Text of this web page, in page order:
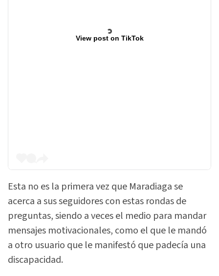
View post on TikTok
Esta no es la primera vez que Maradiaga se
acerca a sus seguidores con estas rondas de
preguntas, siendo a veces el medio para mandar
mensajes motivacionales, como el que le mandó
a otro usuario que le manifestó que padecía una
discapacidad.